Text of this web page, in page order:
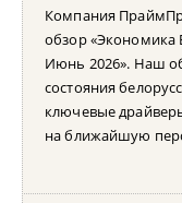
Компания
обзор «Экономика
Июнь 2026». Наш
состояния
ключевые
на ближайшую